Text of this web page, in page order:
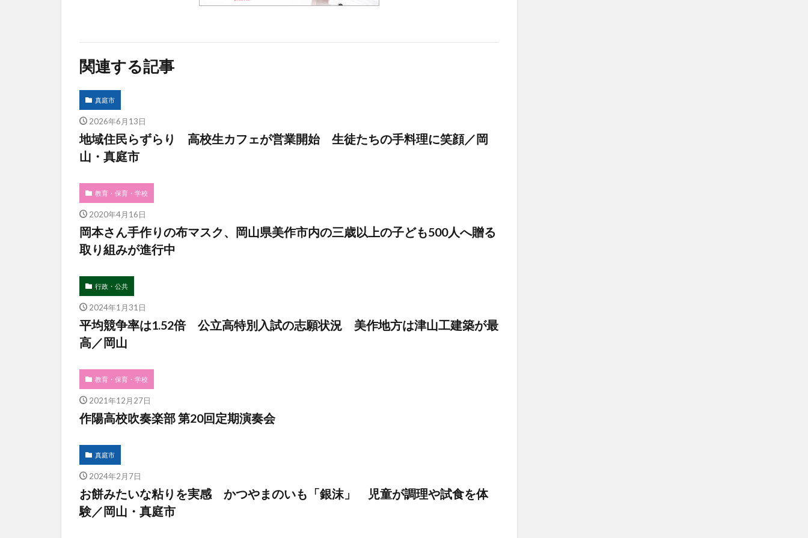
関連する記事
真庭市
2026年6月13日
地域住民らずらり 高校生カフェが営業開始 生徒たちの手料理に笑顔／岡
山・真庭市
教育・保育・学校
2020年4月16日
岡本さん手作りの布マスク、岡山県美作市内の三歳以上の子ども500人へ贈る
取り組みが進行中
行政・公共
2024年1月31日
平均競争率は1.52倍 公立高特別入試の志願状況 美作地方は津山工建築が最
高／岡山
教育・保育・学校
2021年12月27日
作陽高校吹奏楽部 第20回定期演奏会
真庭市
2024年2月7日
お餅みたいな粘りを実感 かつやまのいも「銀沫」 児童が調理や試食を体
験／岡山・真庭市